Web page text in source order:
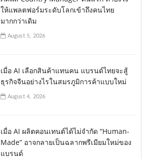
ให้แพลตฟอร์มระดับโลกเข้าถึงคนไทย
มากกว่าเดิม
August 5, 2026
เมื่อ AI เลือกสินค้าแทนคน แบรนด์ไทยจะสู้
ธุรกิจจีนอย่างไรในสมรภูมิการค้าแบบใหม่
August 4, 2026
เมื่อ AI ผลิตคอนเทนต์ได้ไม่จำกัด “Human-
Made” อาจกลายเป็นฉลากพรีเมียมใหม่ของ
แบรนด์